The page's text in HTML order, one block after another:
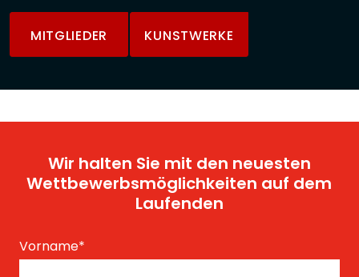
MITGLIEDER KUNSTWERKE
Wir halten Sie mit den neuesten
Wettbewerbsmöglichkeiten auf dem
Laufenden
Vorname*